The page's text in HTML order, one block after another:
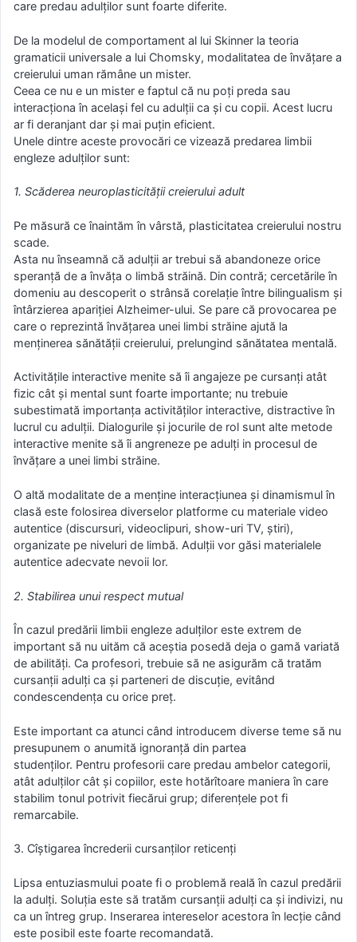
care predau adulților sunt foarte diferite.
De la modelul de comportament al lui Skinner la teoria
gramaticii universale a lui Chomsky, modalitatea de învățare a
creierului uman rămâne un mister.
Ceea ce nu e un mister e faptul că nu poți preda sau
interacționa în același fel cu adulții ca și cu copii. Acest lucru
ar fi deranjant dar și mai puțin eficient.
Unele dintre aceste provocări ce vizează predarea limbii
engleze adulților sunt:
1. Scăderea neuroplasticității creierului adult
Pe măsură ce înaintăm în vârstă, plasticitatea creierului nostru
scade.
Asta nu înseamnă că adulții ar trebui să abandoneze orice
speranță de a învăța o limbă străină. Din contră; cercetările în
domeniu au descoperit o strânsă corelație între bilingualism și
întârzierea apariției Alzheimer-ului. Se pare că provocarea pe
care o reprezintă învățarea unei limbi străine ajută la
menținerea sănătății creierului, prelungind sănătatea mentală.
Activitățile interactive menite să îi angajeze pe cursanți atât
fizic cât și mental sunt foarte importante; nu trebuie
subestimată importanța activităților interactive, distractive în
lucrul cu adulții. Dialogurile și jocurile de rol sunt alte metode
interactive menite să îi angreneze pe adulți in procesul de
învățare a unei limbi străine.
O altă modalitate de a menține interacțiunea și dinamismul în
clasă este folosirea diverselor platforme cu materiale video
autentice (discursuri, videoclipuri, show-uri TV, știri),
organizate pe niveluri de limbă. Adulții vor găsi materialele
autentice adecvate nevoii lor.
2. Stabilirea unui respect mutual
În cazul predării limbii engleze adulților este extrem de
important să nu uităm că aceștia posedă deja o gamă variată
de abilități. Ca profesori, trebuie să ne asigurăm că tratăm
cursanții adulți ca și parteneri de discuție, evitând
condescendența cu orice preț.
Este important ca atunci când introducem diverse teme să nu
presupunem o anumită ignoranță din partea
studenților. Pentru profesorii care predau ambelor categorii,
atât adulților cât și copiilor, este hotărîtoare maniera în care
stabilim tonul potrivit fiecărui grup; diferențele pot fi
remarcabile.
3. Cîștigarea încrederii cursanților reticenți
Lipsa entuziasmului poate fi o problemă reală în cazul predării
la adulți. Soluția este să tratăm cursanții adulți ca și indivizi, nu
ca un întreg grup. Inserarea intereselor acestora în lecție când
este posibil este foarte recomandată.